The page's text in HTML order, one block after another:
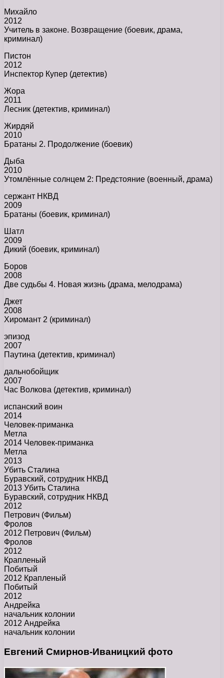
Михайло
2012
Учитель в законе. Возвращение (боевик, драма,
криминал)
Пистон
2012
Инспектор Купер (детектив)
Жора
2011
Лесник (детектив, криминал)
Жирдяй
2010
Братаны 2. Продолжение (боевик)
Дыба
2010
Утомлённые солнцем 2: Предстояние (военный, драма)
сержант НКВД
2009
Братаны (боевик, криминал)
Шатл
2009
Дикий (боевик, криминал)
Боров
2008
Две судьбы 4. Новая жизнь (драма, мелодрама)
Джет
2008
Хиромант 2 (криминал)
эпизод
2007
Паутина (детектив, криминал)
дальнобойщик
2007
Час Волкова (детектив, криминал)
испанский воин
2014
Человек-приманка
Метла
2014 Человек-приманка
Метла
2013
Убить Сталина
Буравский, сотрудник НКВД
2013 Убить Сталина
Буравский, сотрудник НКВД
2012
Петрович (Фильм)
Фролов
2012 Петрович (Фильм)
Фролов
2012
Крапленый
Побитый
2012 Крапленый
Побитый
2012
Андрейка
начальник колонии
2012 Андрейка
начальник колонии
Евгений Смирнов-Иваницкий фото